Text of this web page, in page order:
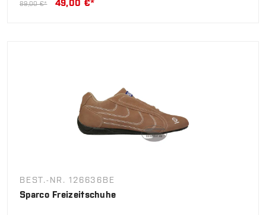
89,00 €* 49,00 €*
BEST.-NR. 126636BE
Sparco Freizeitschuhe